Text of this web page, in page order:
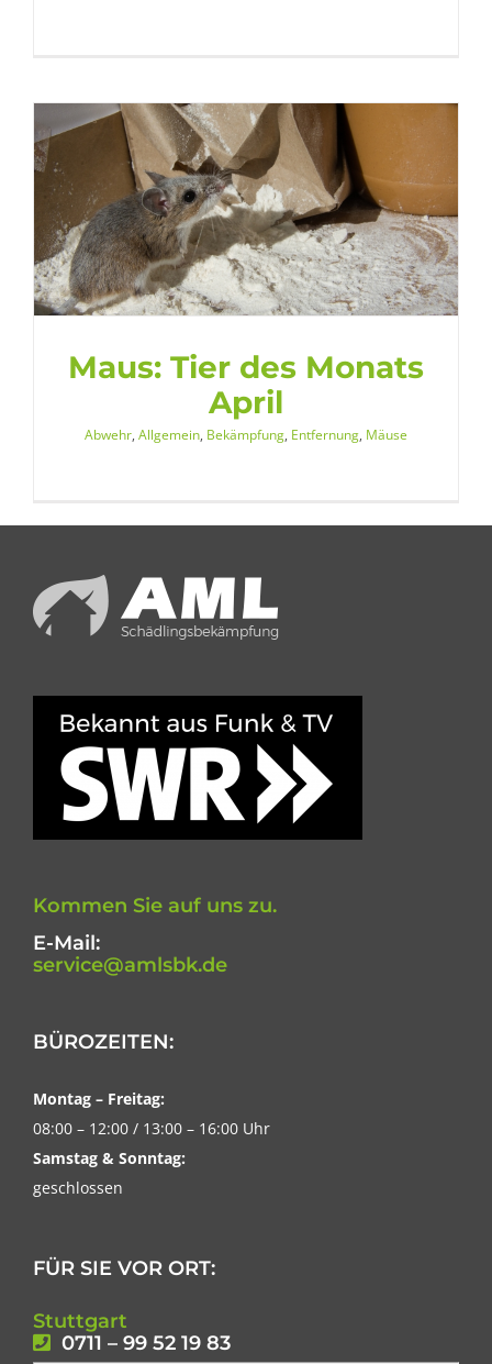
Maus: Tier des Monats
April
Abwehr, Allgemein, Bekämpfung, Entfernung, Mäuse
Kommen Sie auf uns zu.
E-Mail:
service@amlsbk.de
BÜROZEITEN:
Montag – Freitag:
08:00 – 12:00 / 13:00 – 16:00 Uhr
Samstag & Sonntag:
geschlossen
FÜR SIE VOR ORT:
Stuttgart
0711 – 99 52 19 83